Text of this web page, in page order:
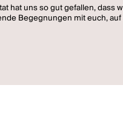
hat uns so gut gefallen,
Begegnungen mit euch,